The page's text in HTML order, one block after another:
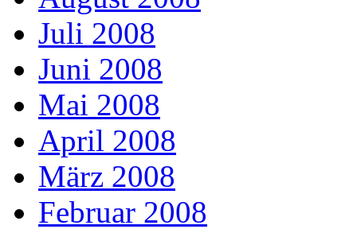
Juli 2008
Juni 2008
Mai 2008
April 2008
März 2008
Februar 2008